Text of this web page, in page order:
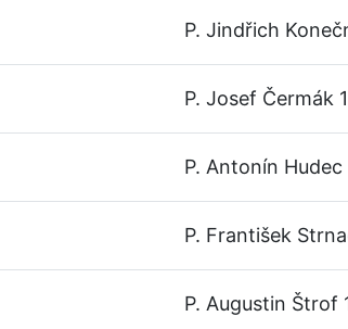
P. Jindřich
P. Josef Čermák
P. Antonín Hudec
P. František
P. Augustin Štrof